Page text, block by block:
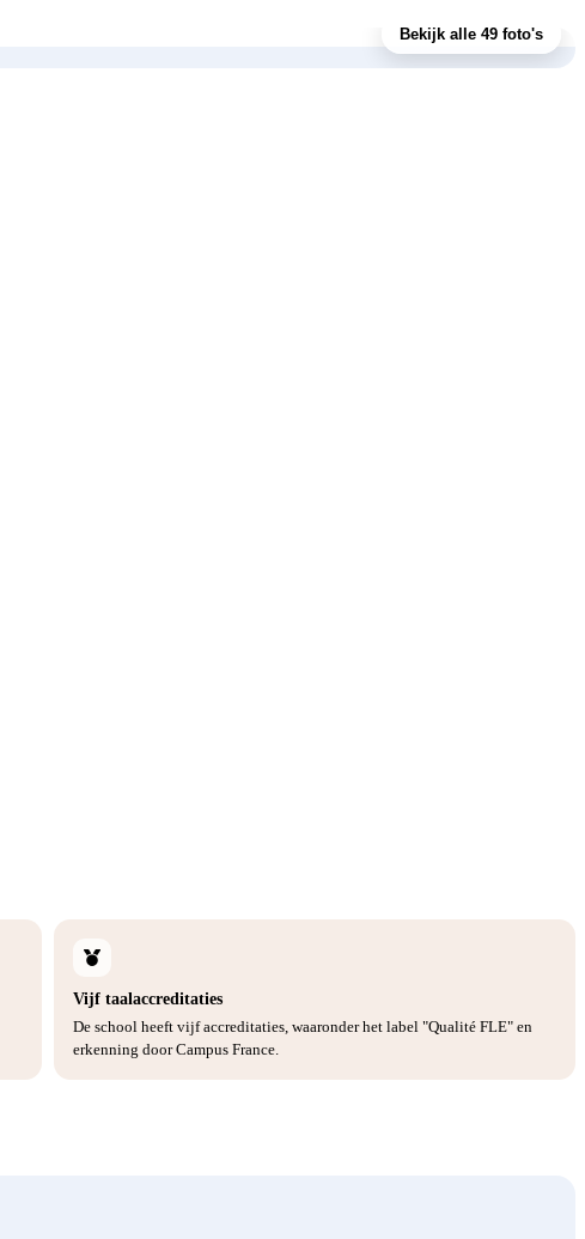
Bekijk alle 49 foto's
Vijf taalaccreditaties
De school heeft vijf accreditaties, waaronder het label "Qualité FLE" en
erkenning door Campus France.